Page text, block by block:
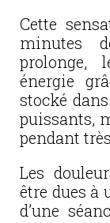
Cette
minutes
prolonge,
énergie
stocké
puissants,
pendant
Les
être dues à
d’une